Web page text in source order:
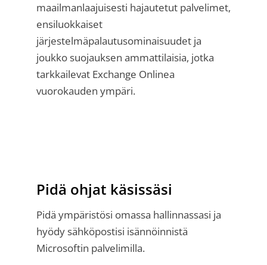
maailmanlaajuisesti hajautetut palvelimet,
ensiluokkaiset
järjestelmäpalautusominaisuudet ja
joukko suojauksen ammattilaisia, jotka
tarkkailevat Exchange Onlinea
vuorokauden ympäri.
Pidä ohjat käsissäsi
Pidä ympäristösi omassa hallinnassasi ja
hyödy sähköpostisi isännöinnistä
Microsoftin palvelimilla.